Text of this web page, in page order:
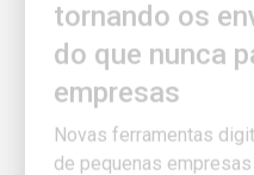
do que nunca
empresas
Novas ferramentas
de pequenas
visibilidade e menos